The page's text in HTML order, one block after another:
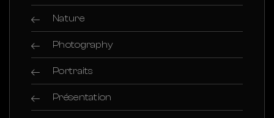
Nature
Photography
Portraits
Présentation